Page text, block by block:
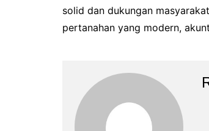
solid dan dukungan
pertanahan yang modern,